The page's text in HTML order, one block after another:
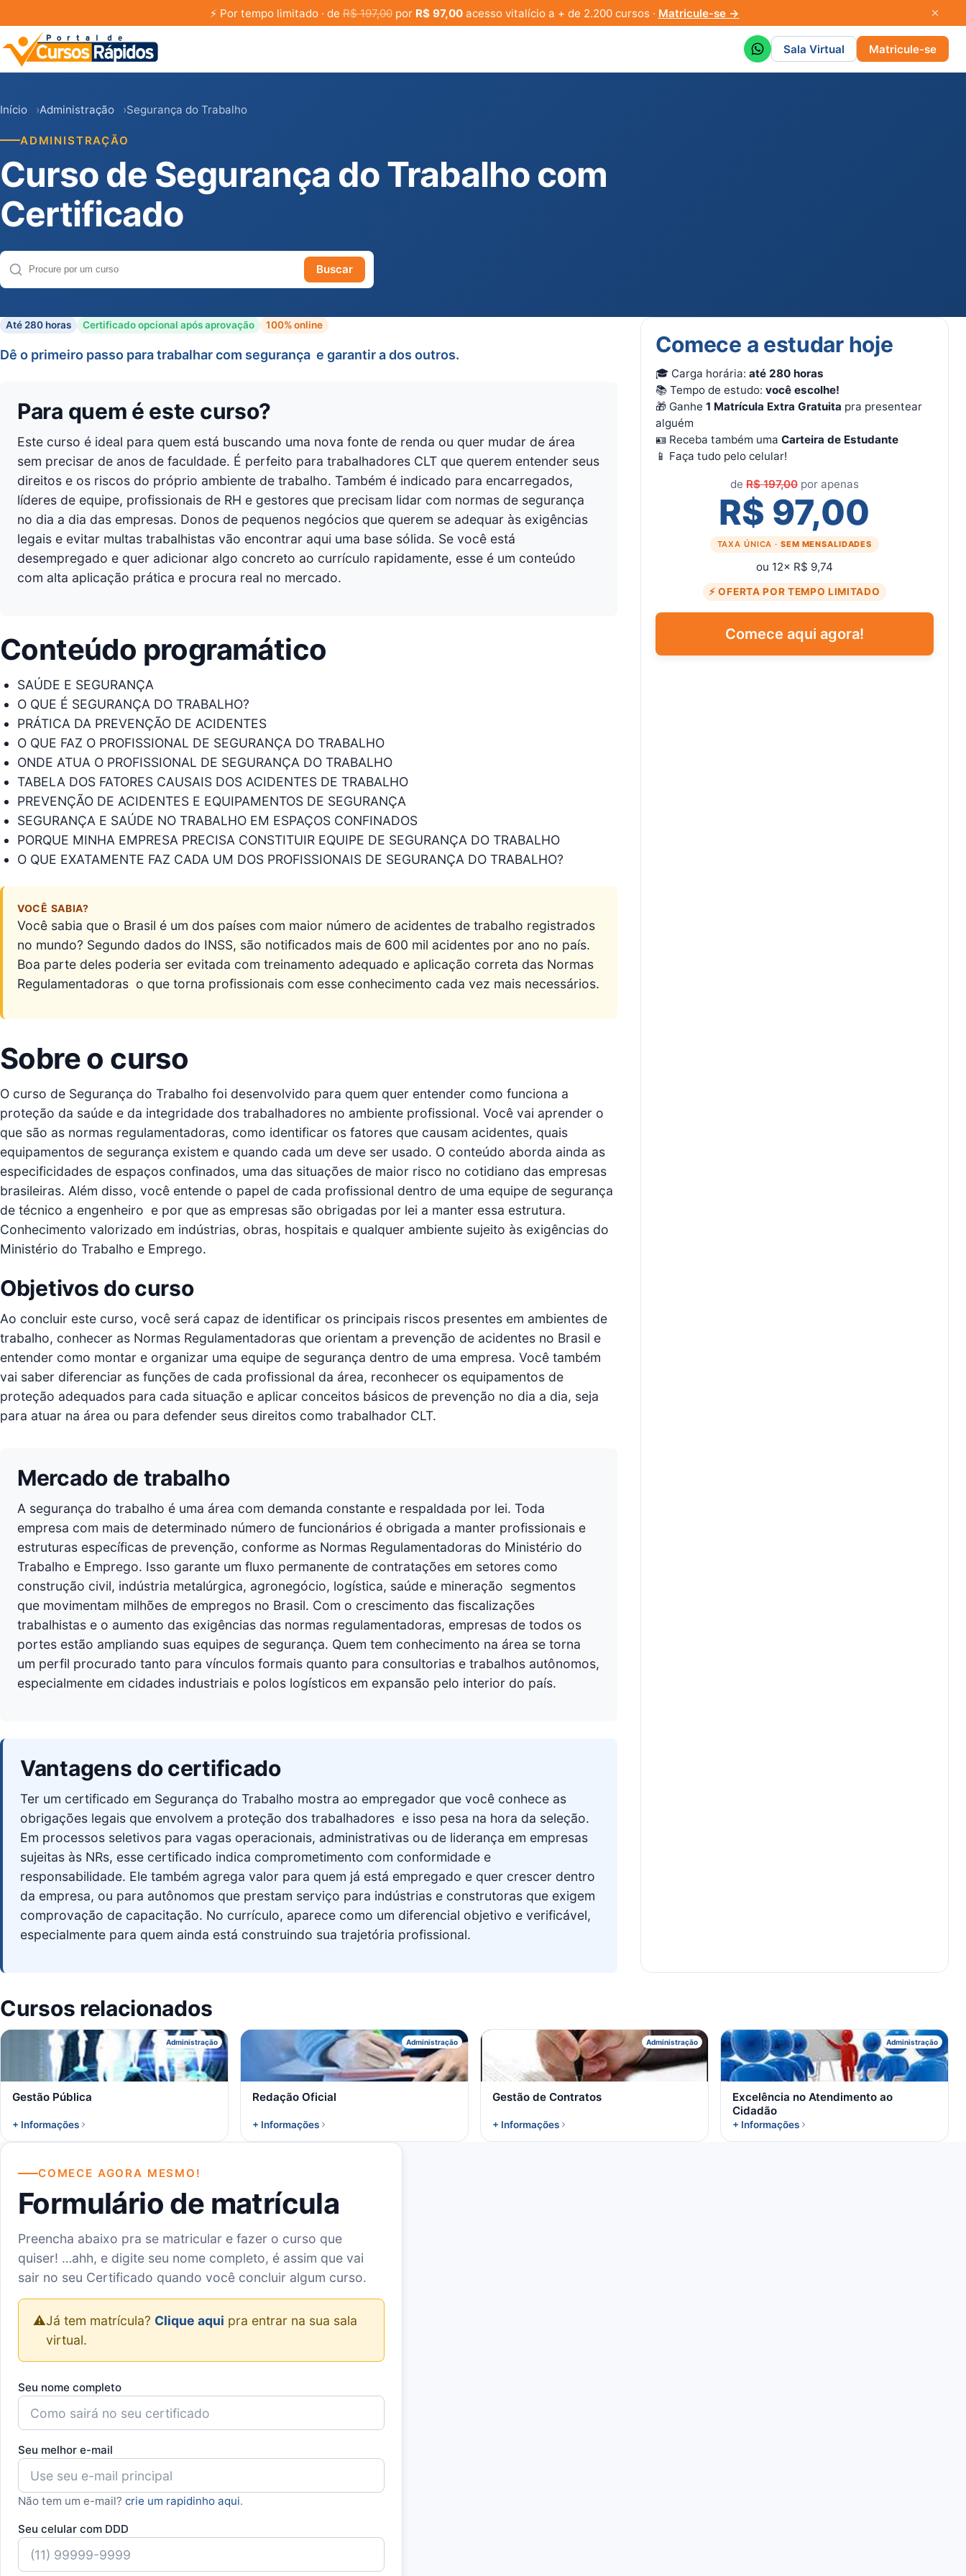
⚡ Por tempo limitado · deR$ 197,00por R$ 97,00acesso vitalício a + de 2.200 cursos · Matricule-se →
Sala Virtual Matricule-se
Início Administração Segurança do Trabalho
ADMINISTRAÇÃO
Curso de Segurança do Trabalho com
Certificado
Buscar cursos
Buscar
Até 280 horas Certificado opcional após aprovação 100% online
Dê o primeiro passo para trabalhar com segurança  e garantir a dos outros.
Para quem é este curso?
Este curso é ideal para quem está buscando uma nova fonte de renda ou quer mudar de área
sem precisar de anos de faculdade. É perfeito para trabalhadores CLT que querem entender seus
direitos e os riscos do próprio ambiente de trabalho. Também é indicado para encarregados,
líderes de equipe, profissionais de RH e gestores que precisam lidar com normas de segurança
no dia a dia das empresas. Donos de pequenos negócios que querem se adequar às exigências
legais e evitar multas trabalhistas vão encontrar aqui uma base sólida. Se você está
desempregado e quer adicionar algo concreto ao currículo rapidamente, esse é um conteúdo
com alta aplicação prática e procura real no mercado.
Conteúdo programático
SAÚDE E SEGURANÇA
O QUE É SEGURANÇA DO TRABALHO?
PRÁTICA DA PREVENÇÃO DE ACIDENTES
O QUE FAZ O PROFISSIONAL DE SEGURANÇA DO TRABALHO
ONDE ATUA O PROFISSIONAL DE SEGURANÇA DO TRABALHO
TABELA DOS FATORES CAUSAIS DOS ACIDENTES DE TRABALHO
PREVENÇÃO DE ACIDENTES E EQUIPAMENTOS DE SEGURANÇA
SEGURANÇA E SAÚDE NO TRABALHO EM ESPAÇOS CONFINADOS
PORQUE MINHA EMPRESA PRECISA CONSTITUIR EQUIPE DE SEGURANÇA DO TRABALHO
O QUE EXATAMENTE FAZ CADA UM DOS PROFISSIONAIS DE SEGURANÇA DO TRABALHO?
VOCÊ SABIA?
Você sabia que o Brasil é um dos países com maior número de acidentes de trabalho registrados
no mundo? Segundo dados do INSS, são notificados mais de 600 mil acidentes por ano no país.
Boa parte deles poderia ser evitada com treinamento adequado e aplicação correta das Normas
Regulamentadoras  o que torna profissionais com esse conhecimento cada vez mais necessários.
Sobre o curso
O curso de Segurança do Trabalho foi desenvolvido para quem quer entender como funciona a
proteção da saúde e da integridade dos trabalhadores no ambiente profissional. Você vai aprender o
que são as normas regulamentadoras, como identificar os fatores que causam acidentes, quais
equipamentos de segurança existem e quando cada um deve ser usado. O conteúdo aborda ainda as
especificidades de espaços confinados, uma das situações de maior risco no cotidiano das empresas
brasileiras. Além disso, você entende o papel de cada profissional dentro de uma equipe de segurança 
de técnico a engenheiro  e por que as empresas são obrigadas por lei a manter essa estrutura.
Conhecimento valorizado em indústrias, obras, hospitais e qualquer ambiente sujeito às exigências do
Ministério do Trabalho e Emprego.
Objetivos do curso
Ao concluir este curso, você será capaz de identificar os principais riscos presentes em ambientes de
trabalho, conhecer as Normas Regulamentadoras que orientam a prevenção de acidentes no Brasil e
entender como montar e organizar uma equipe de segurança dentro de uma empresa. Você também
vai saber diferenciar as funções de cada profissional da área, reconhecer os equipamentos de
proteção adequados para cada situação e aplicar conceitos básicos de prevenção no dia a dia, seja
para atuar na área ou para defender seus direitos como trabalhador CLT.
Mercado de trabalho
A segurança do trabalho é uma área com demanda constante e respaldada por lei. Toda
empresa com mais de determinado número de funcionários é obrigada a manter profissionais e
estruturas específicas de prevenção, conforme as Normas Regulamentadoras do Ministério do
Trabalho e Emprego. Isso garante um fluxo permanente de contratações em setores como
construção civil, indústria metalúrgica, agronegócio, logística, saúde e mineração  segmentos
que movimentam milhões de empregos no Brasil. Com o crescimento das fiscalizações
trabalhistas e o aumento das exigências das normas regulamentadoras, empresas de todos os
portes estão ampliando suas equipes de segurança. Quem tem conhecimento na área se torna
um perfil procurado tanto para vínculos formais quanto para consultorias e trabalhos autônomos,
especialmente em cidades industriais e polos logísticos em expansão pelo interior do país.
Vantagens do certificado
Ter um certificado em Segurança do Trabalho mostra ao empregador que você conhece as
obrigações legais que envolvem a proteção dos trabalhadores  e isso pesa na hora da seleção.
Em processos seletivos para vagas operacionais, administrativas ou de liderança em empresas
sujeitas às NRs, esse certificado indica comprometimento com conformidade e
responsabilidade. Ele também agrega valor para quem já está empregado e quer crescer dentro
da empresa, ou para autônomos que prestam serviço para indústrias e construtoras que exigem
comprovação de capacitação. No currículo, aparece como um diferencial objetivo e verificável,
especialmente para quem ainda está construindo sua trajetória profissional.
Comece a estudar hoje
🎓 Carga horária: até 280 horas
📚 Tempo de estudo: você escolhe!
🎁 Ganhe 1 Matrícula Extra Gratuita pra presentear
alguém
🪪 Receba também uma Carteira de Estudante
📱 Faça tudo pelo celular!
deR$ 197,00por apenas
R$ 97,00
TAXA ÚNICA · SEM MENSALIDADES
ou 12× R$ 9,74
⚡ OFERTA POR TEMPO LIMITADO
Comece aqui agora!
Cursos relacionados
Administração
G
Gestão Pública
+ Informações
Administração
R
Redação Oficial
+ Informações
Administração
G
Gestão de Contratos
+ Informações
Administração
E
Excelência no Atendimento ao
Cidadão
+ Informações
COMECE AGORA MESMO!
Formulário de matrícula
Preencha abaixo pra se matricular e fazer o curso que
quiser! …ahh, e digite seu nome completo, é assim que vai
sair no seu Certificado quando você concluir algum curso.
⚠️Já tem matrícula? Clique aqui pra entrar na sua sala
virtual.
Seu nome completo
Seu melhor e-mail
Não tem um e-mail? crie um rapidinho aqui.
Seu celular com DDD